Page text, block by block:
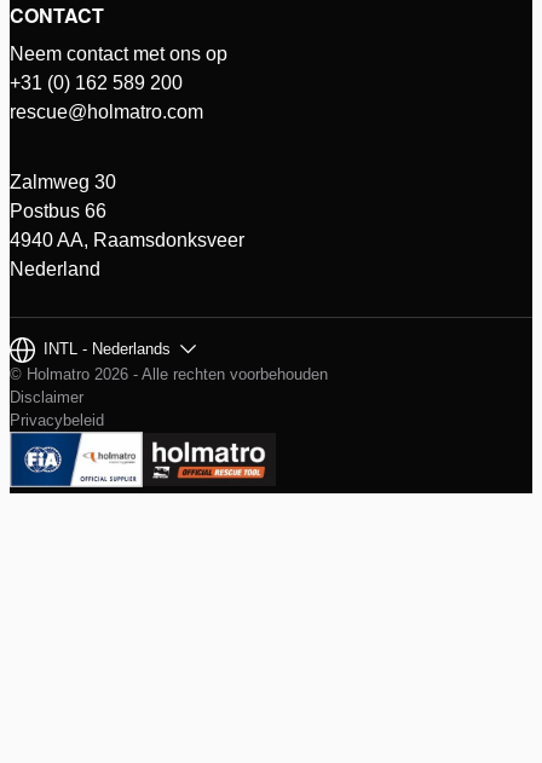
CONTACT
Neem contact met ons op
+31 (0) 162 589 200
rescue@holmatro.com
Zalmweg 30
Postbus 66
4940 AA, Raamsdonksveer
Nederland
INTL - Nederlands
© Holmatro 2026 - Alle rechten voorbehouden
Disclaimer
Privacybeleid